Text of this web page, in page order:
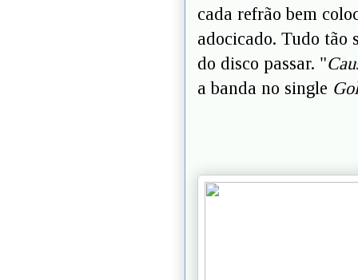
cada refrão bem
adocicado. Tudo tão
do disco passar. "
a banda no single